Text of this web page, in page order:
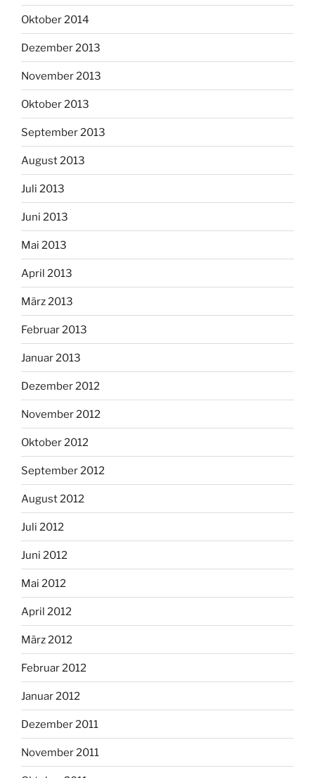
Oktober 2014
Dezember 2013
November 2013
Oktober 2013
September 2013
August 2013
Juli 2013
Juni 2013
Mai 2013
April 2013
März 2013
Februar 2013
Januar 2013
Dezember 2012
November 2012
Oktober 2012
September 2012
August 2012
Juli 2012
Juni 2012
Mai 2012
April 2012
März 2012
Februar 2012
Januar 2012
Dezember 2011
November 2011